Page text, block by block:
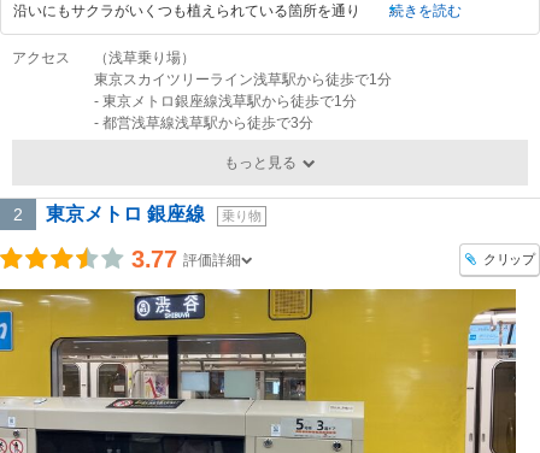
沿いにもサクラがいくつも植えられている箇所を通り
続きを読む
アクセス
（浅草乗り場）
東京スカイツリーライン浅草駅から徒歩で1分
- 東京メトロ銀座線浅草駅から徒歩で1分
- 都営浅草線浅草駅から徒歩で3分
もっと見る
2 東京メトロ 銀座線 乗り物
3.77 評価詳細 クリップ